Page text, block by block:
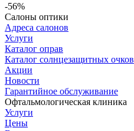
-56%
Салоны оптики
Адреса салонов
Услуги
Каталог оправ
Каталог солнцезащитных очков
Акции
Новости
Гарантийное обслуживание
Офтальмологическая клиника
Услуги
Цены